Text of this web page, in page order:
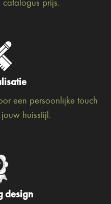
een persoonlijke touch
huisstijl.
design